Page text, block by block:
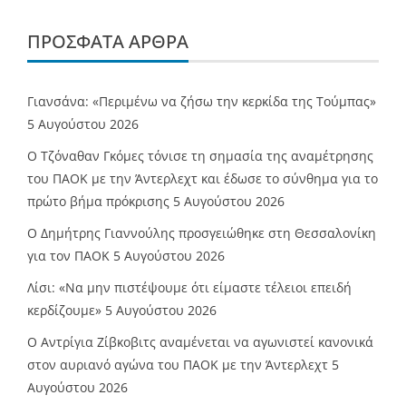
ΠΡΌΣΦΑΤΑ ΆΡΘΡΑ
Γιανσάνα: «Περιμένω να ζήσω την κερκίδα της Τούμπας»
5 Αυγούστου 2026
Ο Τζόναθαν Γκόμες τόνισε τη σημασία της αναμέτρησης
του ΠΑΟΚ με την Άντερλεχτ και έδωσε το σύνθημα για το
πρώτο βήμα πρόκρισης 5 Αυγούστου 2026
Ο Δημήτρης Γιαννούλης προσγειώθηκε στη Θεσσαλονίκη
για τον ΠΑΟΚ 5 Αυγούστου 2026
Λίσι: «Να μην πιστέψουμε ότι είμαστε τέλειοι επειδή
κερδίζουμε» 5 Αυγούστου 2026
Ο Αντρίγια Ζίβκοβιτς αναμένεται να αγωνιστεί κανονικά
στον αυριανό αγώνα του ΠΑΟΚ με την Άντερλεχτ 5
Αυγούστου 2026